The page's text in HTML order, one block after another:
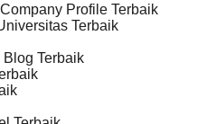
Profile Terbaik
Terbaik
Terbaik